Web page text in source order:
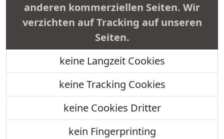
anderen kommerziellen Seiten. Wir
verzichten auf Tracking auf unseren
Seiten.
keine Langzeit Cookies
keine Tracking Cookies
keine Cookies Dritter
kein Fingerprinting